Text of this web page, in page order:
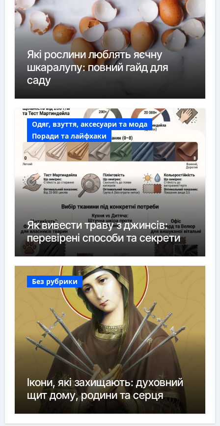
Які рослини люблять яєчну
шкаралупу: повний гайд для
саду
Одяг, взуття, аксесуари та мода
Поради та лайфхаки
Як вивести траву з джинсів:
перевірені способи та секрети
Без рубрики
Ікони, які захищають: духовний
щит дому, родини та серця